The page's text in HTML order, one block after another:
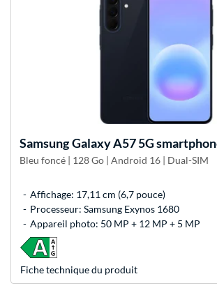
SamsungGalaxy A57 5G
Bleu foncé | 128 Go | Android 16 | Dual-SIM
Affichage: 17,11 cm (6,7 pouce)
Processeur: Samsung Exynos 1680
Appareil photo: 50 MP + 12 MP + 5 MP
Fiche technique du produit